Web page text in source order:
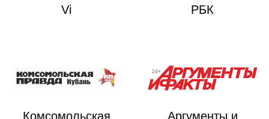
Vi РБК
Комсомольская
Аргументы и